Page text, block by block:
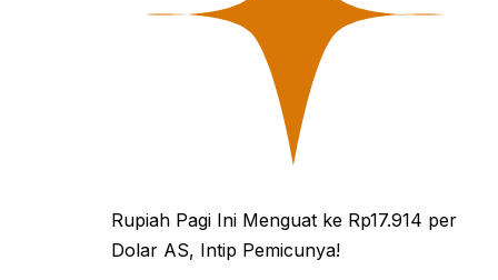
Rupiah Pagi Ini Menguat ke Rp17.914 per
Dolar AS, Intip Pemicunya!